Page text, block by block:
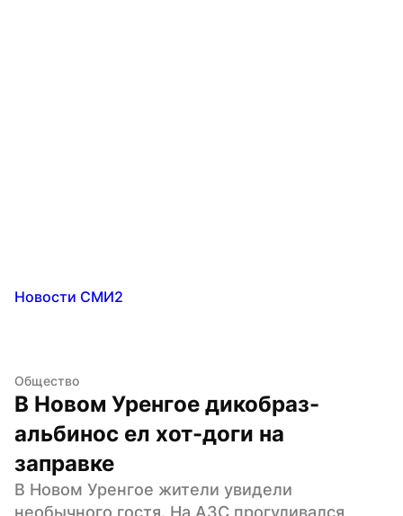
Новости СМИ2
Общество
В Новом Уренгое дикобраз-
альбинос ел хот-доги на
заправке
В Новом Уренгое жители увидели
необычного гостя. На АЗС прогуливался